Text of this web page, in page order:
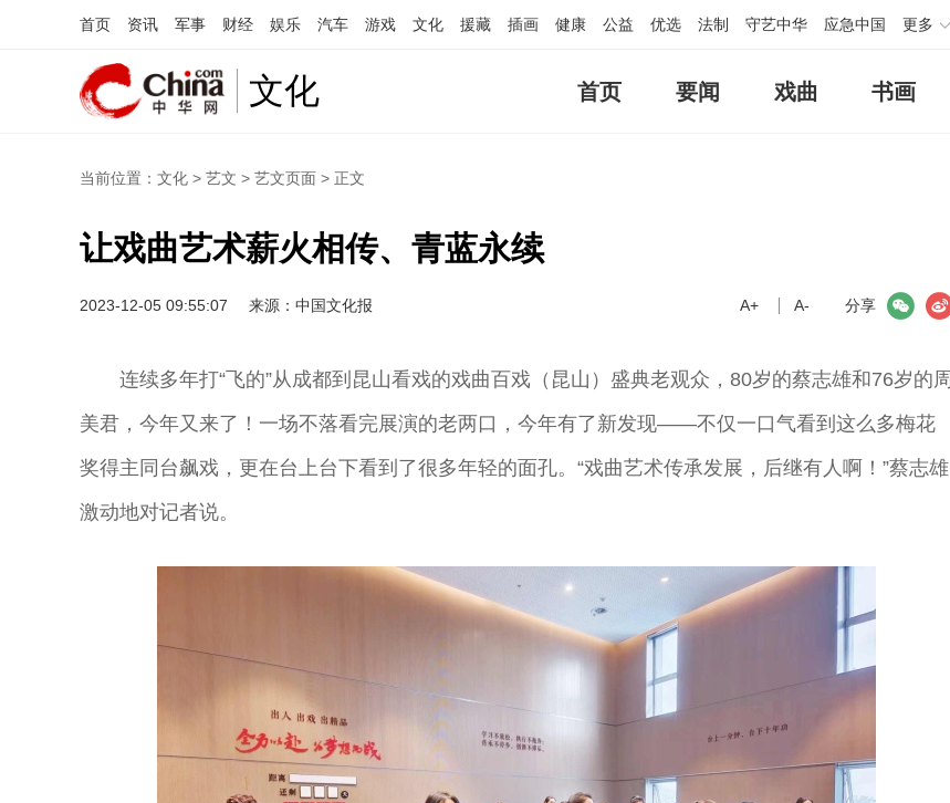
首页 资讯 军事 财经 娱乐 汽车 游戏 文化 援藏 插画 健康 公益 优选 法制 守艺中华 应急中国 更多
文化 首页 要闻 戏曲 书画
当前位置： 文化 > 艺文 > 艺文页面 > 正文
让戏曲艺术薪火相传、青蓝永续
2023-12-05 09:55:07 来源：中国文化报 分享
微信
A+ A-
连续多年打“飞的”从成都到昆山看戏的戏曲百戏（昆山）盛典老观众，80岁的蔡志雄和76岁的周
美君，今年又来了！一场不落看完展演的老两口，今年有了新发现——不仅一口气看到这么多梅花
奖得主同台飙戏，更在台上台下看到了很多年轻的面孔。“戏曲艺术传承发展，后继有人啊！”蔡志雄
激动地对记者说。